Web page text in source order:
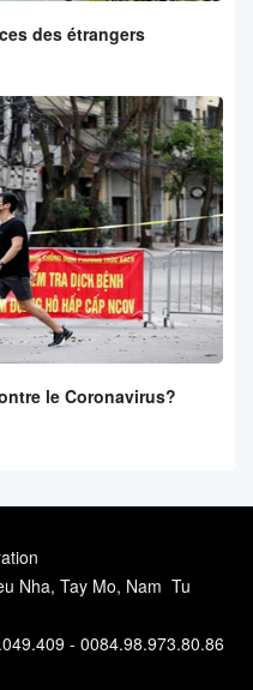
des étrangers
le Coronavirus?
Nha, Tay Mo, Nam Tu
- 0084.98.973.80.86